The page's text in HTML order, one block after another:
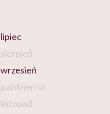
lipiec
sierpień
wrzesień
październik
listopad